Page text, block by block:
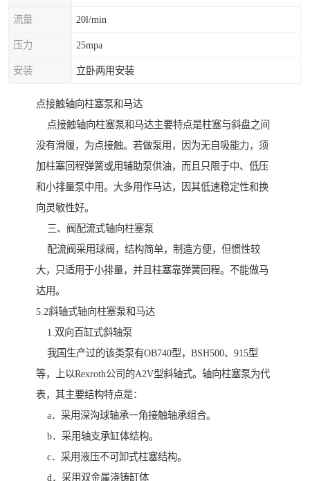
流量 20l/min
压力 25mpa
安装 立卧两用安装
点接触轴向柱塞泵和马达
点接触轴向柱塞泵和马达主要特点是柱塞与斜盘之间
没有滑履，为点接触。若做泵用，因为无自吸能力，须
加柱塞回程弹簧或用辅助泵供油，而且只限于中、低压
和小排量泵中用。大多用作马达，因其低速稳定性和换
向灵敏性好。
三、阀配流式轴向柱塞泵
配流阀采用球阀，结构简单，制造方便，但惯性较
大，只适用于小排量，并且柱塞靠弹簧回程。不能做马
达用。
5.2斜轴式轴向柱塞泵和马达
1.双向百缸式斜轴泵
我国生产过的该类泵有OB740型，BSH500、915型
等，上以Rexroth公司的A2V型斜轴式。轴向柱塞泵为代
表，其主要结构特点是：
a．采用深沟球轴承一角接触轴承组合。
b．采用轴支承缸体结构。
c．采用液压不可卸式柱塞结构。
d．采用双金属浇铸缸体